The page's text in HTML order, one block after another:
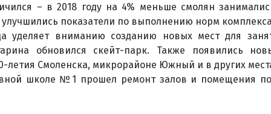
– в 2018 году на 4% меньше смолян
показатели по выполнению норм
уделяет вниманию созданию новых мест для
обновился скейт-парк. Также появились
летия Смоленска, микрорайоне Южный и в других
школе №1 прошел ремонт залов и помещения